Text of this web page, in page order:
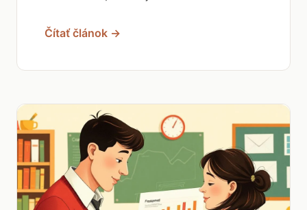
Čítať článok →